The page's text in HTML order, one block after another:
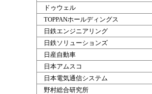
ドゥウェル
TOPPANホールディングス
日鉄エンジニアリング
日鉄ソリューションズ
日産自動車
日本アムスコ
日本電気通信システム
野村総合研究所